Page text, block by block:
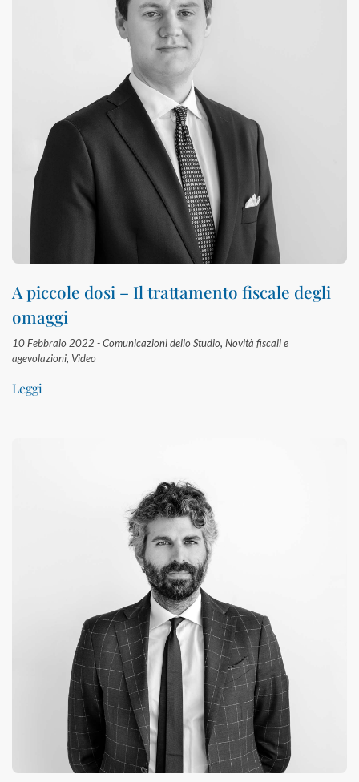
A piccole dosi – Il trattamento fiscale degli
omaggi
10 Febbraio 2022 -Comunicazioni dello Studio, Novità fiscali e
agevolazioni, Video
Leggi